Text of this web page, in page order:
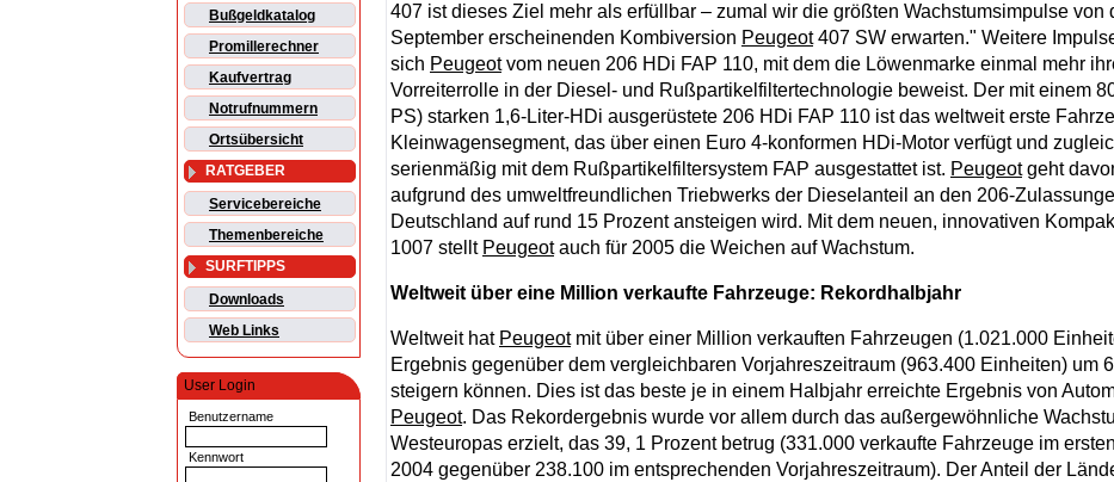
Bußgeldkatalog
Promillerechner
Kaufvertrag
Notrufnummern
Ortsübersicht
RATGEBER
Servicebereiche
Themenbereiche
SURFTIPPS
Downloads
Web Links
User Login
Benutzername
Kennwort
407 ist dieses Ziel mehr als erfüllbar – zumal wir die größten Wachstumsimpulse von
September erscheinenden Kombiversion Peugeot407 SW erwarten." Weitere
sich Peugeotvom neuen 206 HDi FAP 110, mit dem die Löwenmarke einmal mehr
Vorreiterrolle in der Diesel- und Rußpartikelfiltertechnologie beweist. Der mit einem
PS) starken 1,6-Liter-HDi ausgerüstete 206 HDi FAP 110 ist das weltweit erste
Kleinwagensegment, das über einen Euro 4-konformen HDi-Motor verfügt und
serienmäßig mit dem Rußpartikelfiltersystem FAP ausgestattet ist. Peugeotgeht
aufgrund des umweltfreundlichen Triebwerks der Dieselanteil an den 206-
Deutschland auf rund 15 Prozent ansteigen wird. Mit dem neuen, innovativen
1007 stellt Peugeotauch für 2005 die Weichen auf Wachstum.
Weltweit über eine Million verkaufte Fahrzeuge: Rekordhalbjahr
Weltweit hat Peugeotmit über einer Million verkauften Fahrzeugen (1.021.000
Ergebnis gegenüber dem vergleichbaren Vorjahreszeitraum (963.400 Einheiten) um
steigern können. Dies ist das beste je in einem Halbjahr erreichte Ergebnis von
Peugeot. Das Rekordergebnis wurde vor allem durch das außergewöhnliche
Westeuropas erzielt, das 39, 1 Prozent betrug (331.000 verkaufte Fahrzeuge im
2004 gegenüber 238.100 im entsprechenden Vorjahreszeitraum). Der Anteil der